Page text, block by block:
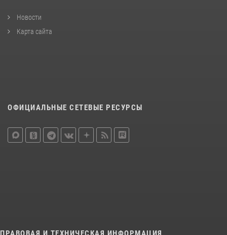
Новости
Карта сайта
ОФИЦИАЛЬНЫЕ СЕТЕВЫЕ РЕСУРСЫ